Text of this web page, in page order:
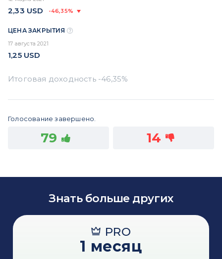
2,33 USD -46,35%
ЦЕНА ЗАКРЫТИЯ
17 августа 2021
1,25 USD
Голосование завершено.
79 14
Знать больше других
PRO
1 месяц